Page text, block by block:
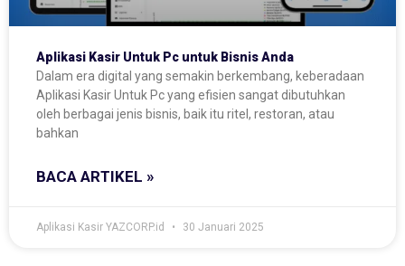
Aplikasi Kasir Untuk Pc untuk Bisnis Anda
Dalam era digital yang semakin berkembang, keberadaan
Aplikasi Kasir Untuk Pc yang efisien sangat dibutuhkan
oleh berbagai jenis bisnis, baik itu ritel, restoran, atau
bahkan
BACA ARTIKEL »
Aplikasi Kasir YAZCORP.id 30 Januari 2025